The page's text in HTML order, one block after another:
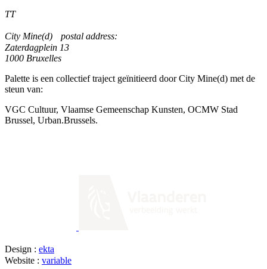
TT
City Mine(d) postal address:
Zaterdagplein 13
1000 Bruxelles
Palette is een collectief traject geïnitieerd door City Mine(d) met de
steun van:
VGC Cultuur, Vlaamse Gemeenschap Kunsten, OCMW Stad
Brussel, Urban.Brussels.
Design : ekta
Website : variable